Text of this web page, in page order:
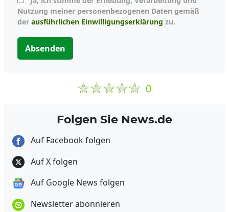
Nutzung meiner personenbezogenen Daten gemäß
der ausführlichen Einwilligungserklärung zu.
Absenden
0
Folgen Sie News.de
Auf Facebook folgen
Auf X folgen
Auf Google News folgen
Newsletter abonnieren